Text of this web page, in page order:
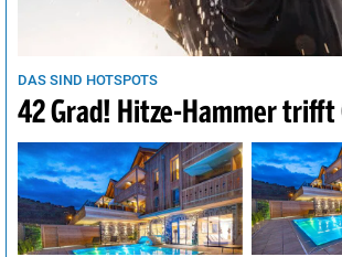
DAS SIND HOTSPOTS
42 Grad! Hitze-Hammer